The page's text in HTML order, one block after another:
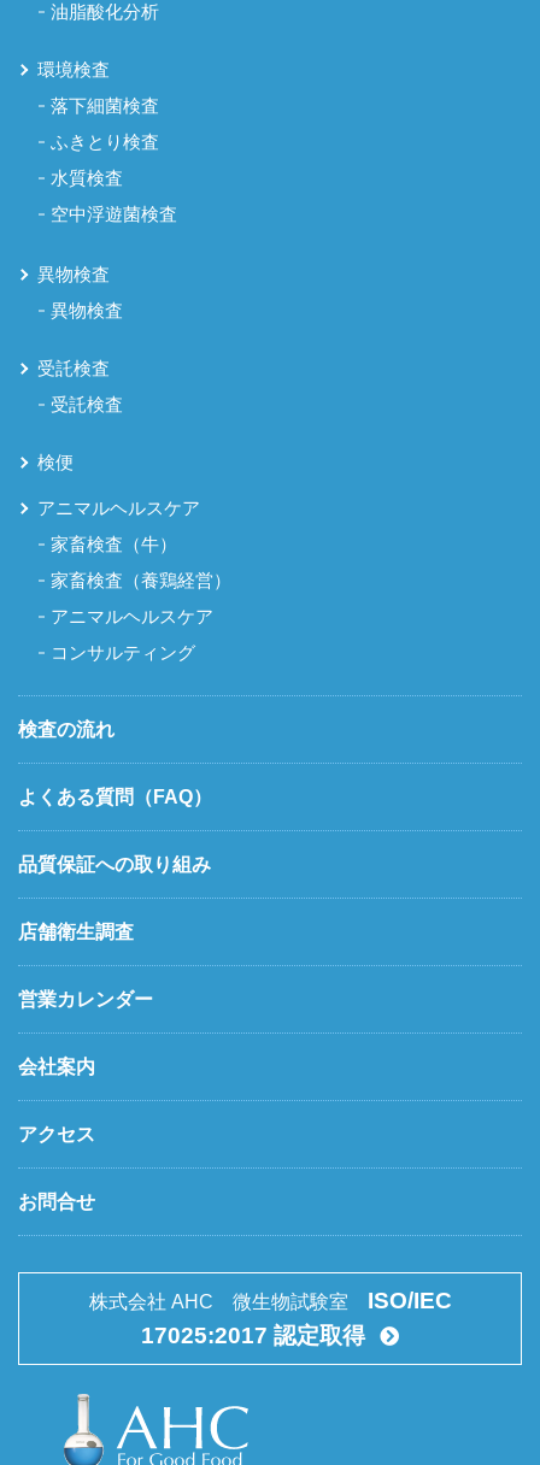
油脂酸化分析
環境検査
落下細菌検査
ふきとり検査
水質検査
空中浮遊菌検査
異物検査
異物検査
受託検査
受託検査
検便
アニマルヘルスケア
家畜検査（牛）
家畜検査（養鶏経営）
アニマルヘルスケア
コンサルティング
検査の流れ
よくある質問（FAQ）
品質保証への取り組み
店舗衛生調査
営業カレンダー
会社案内
アクセス
お問合せ
株式会社 AHC 微生物試験室 ISO/IEC
17025:2017 認定取得